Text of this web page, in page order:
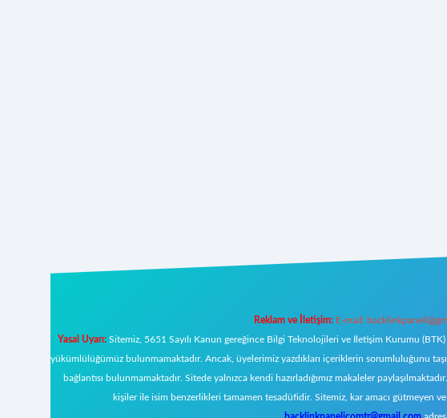
Reklam ve İletişim: E-mail:
Yasal Uyarı:Sitemiz, 5651 Sayılı Kanun gereğince Bilgi Teknolojileri ve İletişim Kurumu
yükümlülüğümüz bulunmamaktadır. Ancak, üyelerimiz yazdıkları içeriklerin sorumluluğunu
bağlantısı bulunmamaktadır. Sitede yalnızca kendi hazırladığımız makaleler
kişiler ile isim benzerlikleri tamamen tesadüfidir. Sitemiz, kar amacı gütmeyen